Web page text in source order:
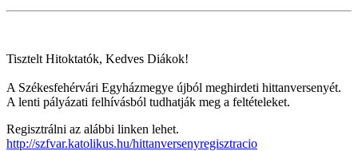
Tisztelt Hitoktatók, Kedves Diákok!
A Székesfehérvári Egyházmegye újból meghirdeti hittanversenyét.
A lenti pályázati felhívásból tudhatják meg a feltételeket.
Regisztrálni az alábbi linken lehet.
http://szfvar.katolikus.hu/hittanversenyregisztracio